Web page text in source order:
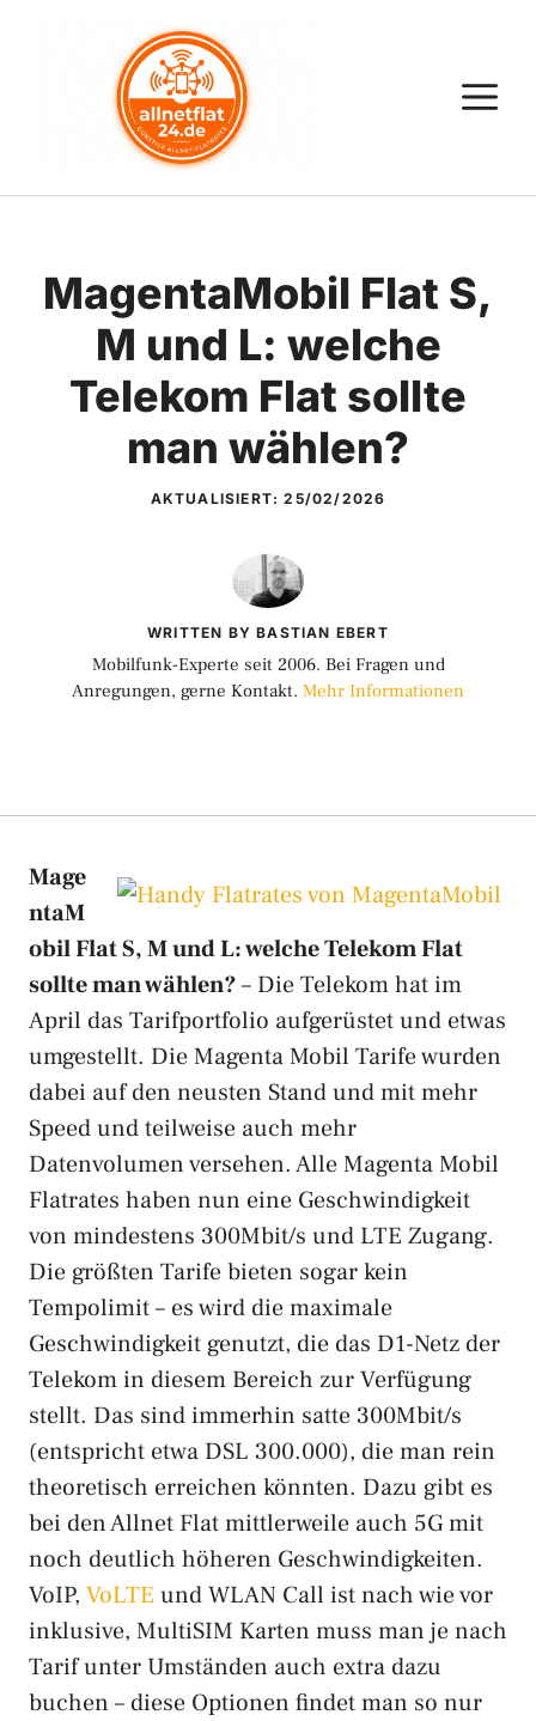
MagentaMobil Flat S,
M und L: welche
Telekom Flat sollte
man wählen?
AKTUALISIERT:25/02/2026
WRITTEN BY BASTIAN EBERT
Mobilfunk-Experte seit 2006. Bei Fragen und
Anregungen, gerne Kontakt. Mehr Informationen
Mage
ntaM
obil Flat S, M und L: welche Telekom Flat
sollte man wählen?– Die Telekom hat im
April das Tarifportfolio aufgerüstet und etwas
umgestellt. Die Magenta Mobil Tarife wurden
dabei auf den neusten Stand und mit mehr
Speed und teilweise auch mehr
Datenvolumen versehen. Alle Magenta Mobil
Flatrates haben nun eine Geschwindigkeit
von mindestens 300Mbit/s und LTE Zugang.
Die größten Tarife bieten sogar kein
Tempolimit – es wird die maximale
Geschwindigkeit genutzt, die das D1-Netz der
Telekom in diesem Bereich zur Verfügung
stellt. Das sind immerhin satte 300Mbit/s
(entspricht etwa DSL 300.000), die man rein
theoretisch erreichen könnten. Dazu gibt es
bei den Allnet Flat mittlerweile auch 5G mit
noch deutlich höheren Geschwindigkeiten.
VoIP, VoLTE und WLAN Call ist nach wie vor
inklusive, MultiSIM Karten muss man je nach
Tarif unter Umständen auch extra dazu
buchen – diese Optionen findet man so nur